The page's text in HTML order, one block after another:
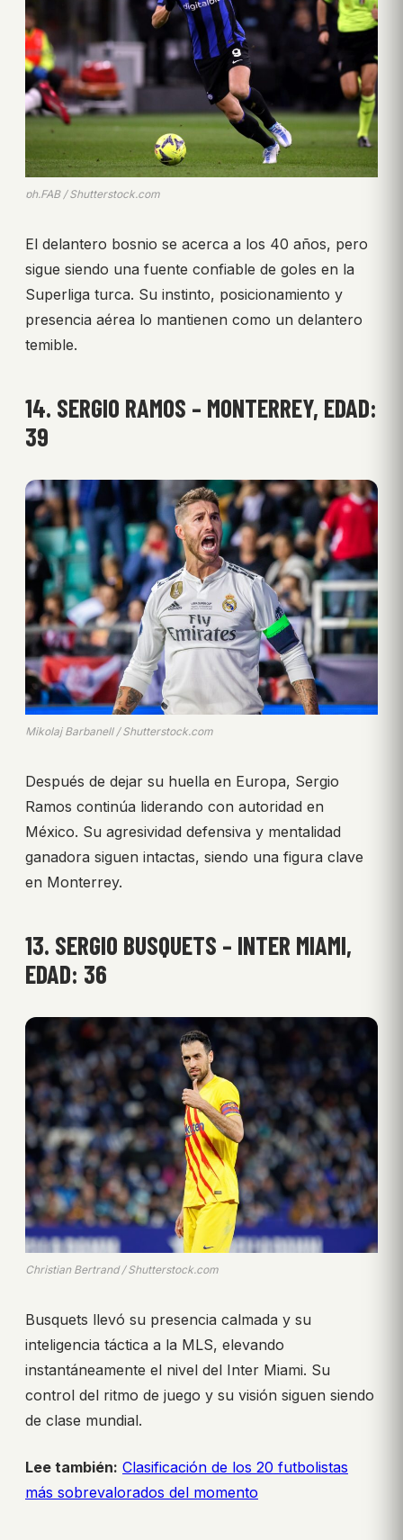
ph.FAB / Shutterstock.com
El delantero bosnio se acerca a los 40 años, pero
sigue siendo una fuente confiable de goles en la
Superliga turca. Su instinto, posicionamiento y
presencia aérea lo mantienen como un delantero
temible.
14. SERGIO RAMOS – MONTERREY, EDAD:
39
Mikolaj Barbanell / Shutterstock.com
Después de dejar su huella en Europa, Sergio
Ramos continúa liderando con autoridad en
México. Su agresividad defensiva y mentalidad
ganadora siguen intactas, siendo una figura clave
en Monterrey.
13. SERGIO BUSQUETS – INTER MIAMI,
EDAD: 36
Christian Bertrand / Shutterstock.com
Busquets llevó su presencia calmada y su
inteligencia táctica a la MLS, elevando
instantáneamente el nivel del Inter Miami. Su
control del ritmo de juego y su visión siguen siendo
de clase mundial.
Lee también: Clasificación de los 20 futbolistas
más sobrevalorados del momento